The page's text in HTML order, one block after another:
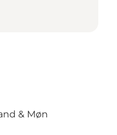
& Møn